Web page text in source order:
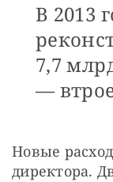
В 2013
7,7
—
Новые
директора.